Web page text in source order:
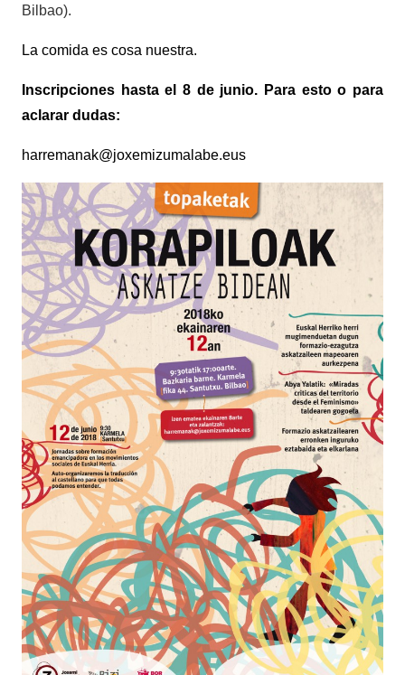
Bilbao).
La comida es cosa nuestra.
Inscripciones hasta el 8 de junio. Para esto o para
aclarar dudas:
harremanak@joxemizumalabe.eus